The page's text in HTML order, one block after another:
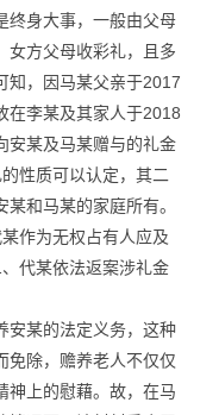
终身大事，一般由父母
女方父母收彩礼，且多
知，因马某父亲于2017
在李某及其家人于2018
安某及马某赠与的礼金
性质可以认定，其二
和马某的家庭所有。
作为无权占有人应及
代某依法返案涉礼金
安某的法定义务，这种
免除，赡养老人不仅仅
神上的慰藉。故，在马